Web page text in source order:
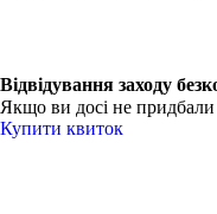
Відвідування заходу
Якщо ви досі не
Купити квиток